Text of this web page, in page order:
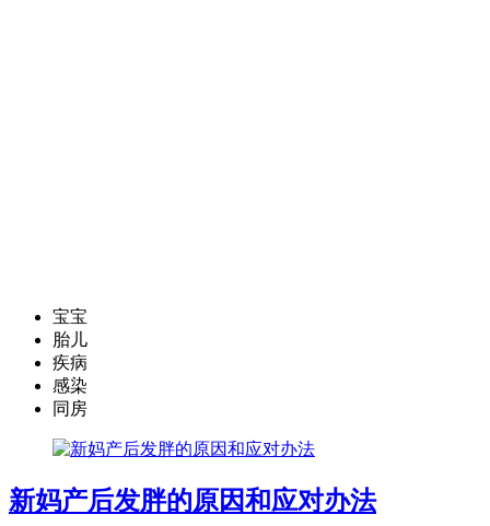
宝宝
胎儿
疾病
感染
同房
新妈产后发胖的原因和应对办法